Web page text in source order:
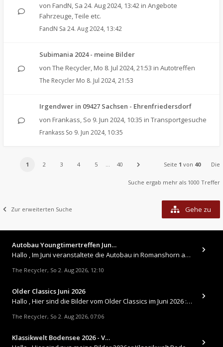
von FandN, Sa 24. Aug 2024, 13:42 in Angebote
Fahrzeuge, Teile etc.
FandN Sa 24. Aug 2024, 13:42
Subimania 2024 - meine Bilder
von The Recycler, Mo 8. Jul 2024, 21:53 in Autotreffen
The Recycler Mo 8. Jul 2024, 21:53
Irgendwer in 09427 Sachsen - Ehrenfriedersdorf
von Frankass, So 9. Jun 2024, 10:35 in Transportgesuche
Frankass So 9. Jun 2024, 10:35
1 2 3 4 5 … 40 Seite 1 von 40 Die
Suche ergab mehr als 1000 Treffer
Zur erweiterten Suche Gehe zu
Autobau Youngtimertreffen Jun…
Hallo , Im Juni veranstaltete die Autobau in Romanshorn auf ihrem Gelände ein kleines Youngtimertreffen : https://up.
The Recycler, So 2. Aug 2026, 12:10
Older Classics Juni 2026
​Hallo , Hier sind die Bilder vom Older Classics im Juni 2026 : https://up.picr.de/51155940wd.jpg https://up.pic
The Recycler, So 2. Aug 2026, 07:06
Klassikwelt Bodensee 2026 - V…